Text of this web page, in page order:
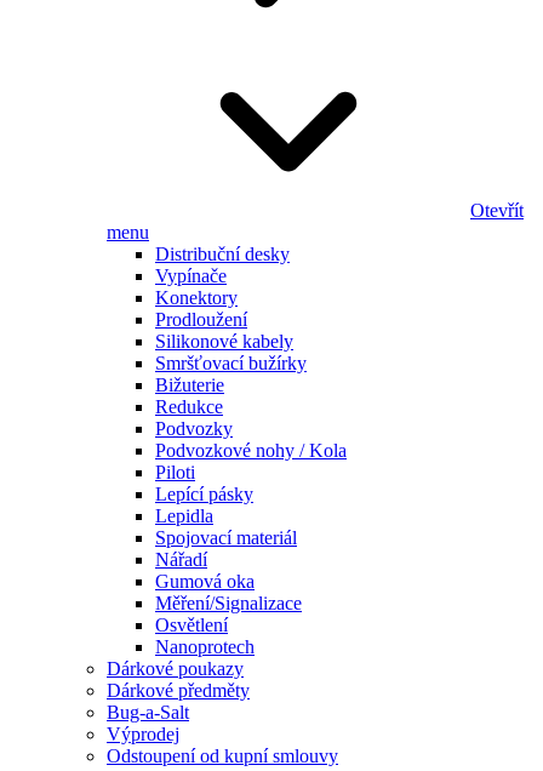
Otevřít
menu
Distribuční desky
Vypínače
Konektory
Prodloužení
Silikonové kabely
Smršťovací bužírky
Bižuterie
Redukce
Podvozky
Podvozkové nohy / Kola
Piloti
Lepící pásky
Lepidla
Spojovací materiál
Nářadí
Gumová oka
Měření/Signalizace
Osvětlení
Nanoprotech
Dárkové poukazy
Dárkové předměty
Bug-a-Salt
Výprodej
Odstoupení od kupní smlouvy